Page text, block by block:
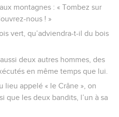
montagnes : « Tombez sur
nous ! »
vert, qu’adviendra-t-il du bois
deux autres hommes, des
en même temps que lui.
lieu appelé « le Crâne », on
que les deux bandits, l’un à sa